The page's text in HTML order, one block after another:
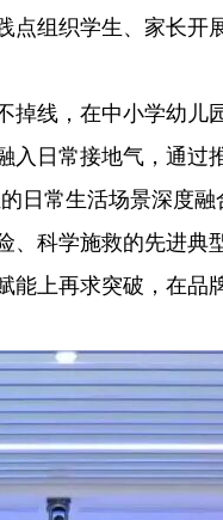
组织学生、家长开
线，在中小学幼儿
日常接地气，通过
日常生活场景深度
科学施救的先进典
上再求突破，在品